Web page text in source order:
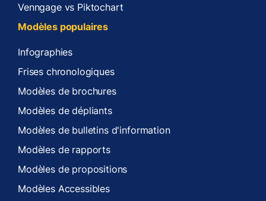
Venngage vs Piktochart
Modèles populaires
Infographies
Frises chronologiques
Modèles de brochures
Modèles de dépliants
Modèles de bulletins d'information
Modèles de rapports
Modèles de propositions
Modèles Accessibles